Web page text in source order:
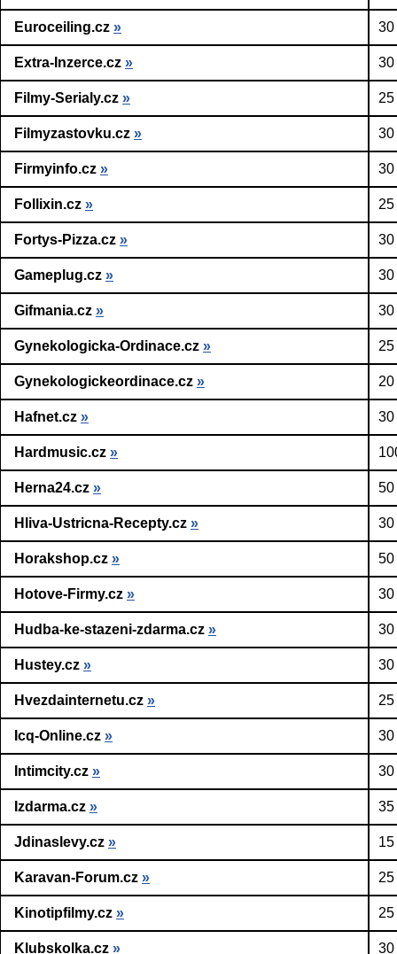
Euroceiling.cz » 30
Extra-Inzerce.cz » 30
Filmy-Serialy.cz »
Filmyzastovku.cz » 30
Firmyinfo.cz » 30
Follixin.cz »
Fortys-Pizza.cz » 30
Gameplug.cz » 30
Gifmania.cz » 30
Gynekologicka-Ordinace.cz »
Gynekologickeordinace.cz »
Hafnet.cz » 30
Hardmusic.cz »
Herna24.cz » 50
Hliva-Ustricna-Recepty.cz » 30
Horakshop.cz » 50
Hotove-Firmy.cz » 30
Hudba-ke-stazeni-zdarma.cz » 30
Hustey.cz » 30
Hvezdainternetu.cz »
Icq-Online.cz » 30
Intimcity.cz » 30
Izdarma.cz » 35
Jdinaslevy.cz »
Karavan-Forum.cz »
Kinotipfilmy.cz »
Klubskolka.cz » 30